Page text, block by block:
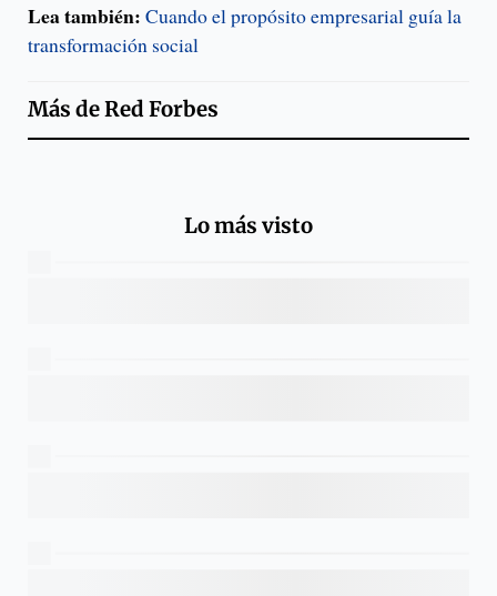
Lea también: Cuando el propósito empresarial guía la
transformación social
Más deRed Forbes
Lo más visto